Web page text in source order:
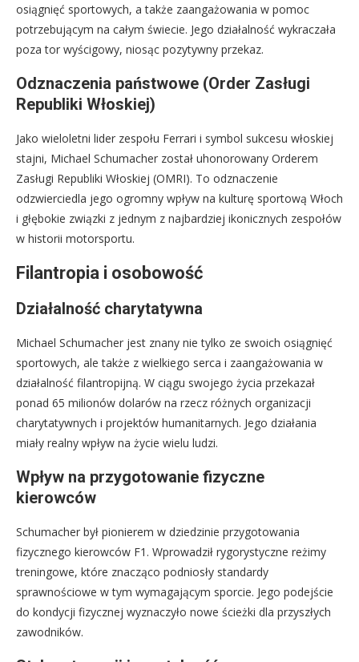
osiągnięć sportowych, a także zaangażowania w pomoc
potrzebującym na całym świecie. Jego działalność wykraczała
poza tor wyścigowy, niosąc pozytywny przekaz.
Odznaczenia państwowe (Order Zasługi
Republiki Włoskiej)
Jako wieloletni lider zespołu Ferrari i symbol sukcesu włoskiej
stajni, Michael Schumacher został uhonorowany Orderem
Zasługi Republiki Włoskiej (OMRI). To odznaczenie
odzwierciedla jego ogromny wpływ na kulturę sportową Włoch
i głębokie związki z jednym z najbardziej ikonicznych zespołów
w historii motorsportu.
Filantropia i osobowość
Działalność charytatywna
Michael Schumacher jest znany nie tylko ze swoich osiągnięć
sportowych, ale także z wielkiego serca i zaangażowania w
działalność filantropijną. W ciągu swojego życia przekazał
ponad 65 milionów dolarów na rzecz różnych organizacji
charytatywnych i projektów humanitarnych. Jego działania
miały realny wpływ na życie wielu ludzi.
Wpływ na przygotowanie fizyczne
kierowców
Schumacher był pionierem w dziedzinie przygotowania
fizycznego kierowców F1. Wprowadził rygorystyczne reżimy
treningowe, które znacząco podniosły standardy
sprawnościowe w tym wymagającym sporcie. Jego podejście
do kondycji fizycznej wyznaczyło nowe ścieżki dla przyszłych
zawodników.